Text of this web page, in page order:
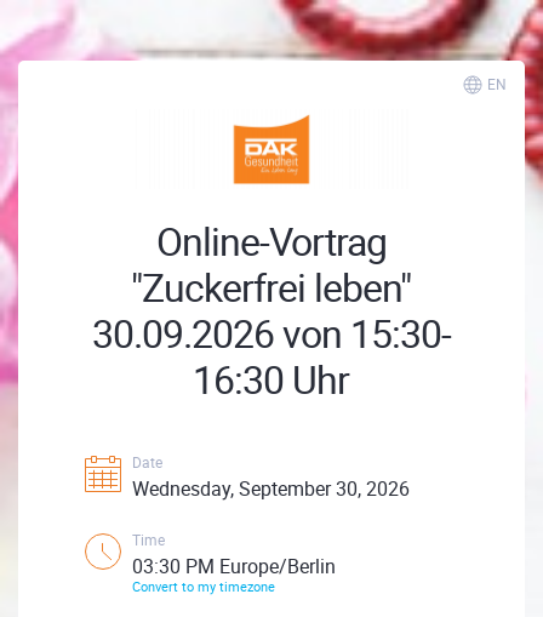
EN
Online-Vortrag
"Zuckerfrei leben"
30.09.2026 von 15:30-
16:30 Uhr
Date
Wednesday, September 30, 2026
Time
03:30 PM Europe/Berlin
Convert to my timezone